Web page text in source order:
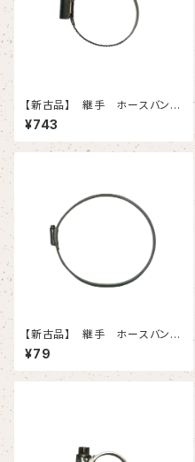
【新古品】 継手 ホースバンド
（32-50）
¥743
【新古品】 継手 ホースバン
ド 7（135-165）
¥79